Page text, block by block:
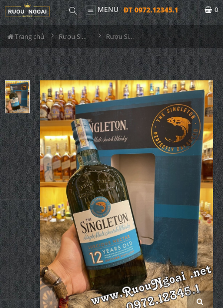
MENU ĐT 0972.12345.1 0
Trang chủ Rượu Singleton Rượu Singleton 12 - Hộp Quà Tết 2022